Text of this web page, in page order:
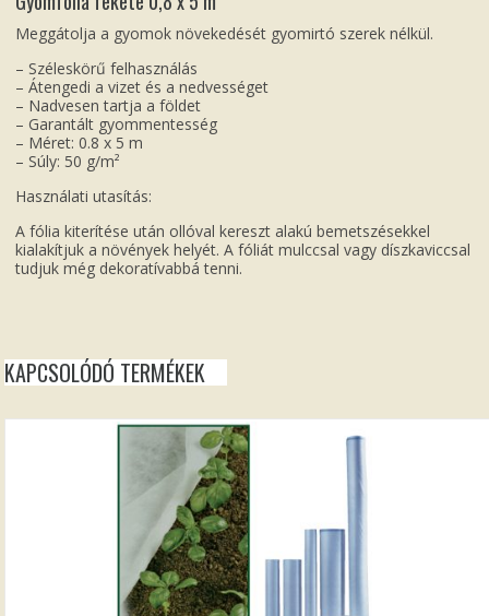
Meggátolja a gyomok növekedését gyomirtó szerek nélkül.
– Széleskörű felhasználás
– Átengedi a vizet és a nedvességet
– Nadvesen tartja a földet
– Garantált gyommentesség
– Méret: 0.8 x 5 m
– Súly: 50 g/m²
Használati utasítás:
A fólia kiterítése után ollóval kereszt alakú bemetszésekkel
kialakítjuk a növények helyét. A fóliát mulccsal vagy díszkaviccsal
tudjuk még dekoratívabbá tenni.
KAPCSOLÓDÓ TERMÉKEK